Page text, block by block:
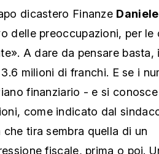
dicastero Finanze Daniele
delle preoccupazioni, per le
A dare da pensare basta,
milioni di franchi. E se i
finanziario - e si
come indicato dal
che tira sembra quella di un
fiscale, prima o poi.